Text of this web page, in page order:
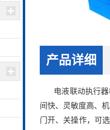
产品详细
电液联动执行器
间快、灵敏度高、
门开、关操作，可